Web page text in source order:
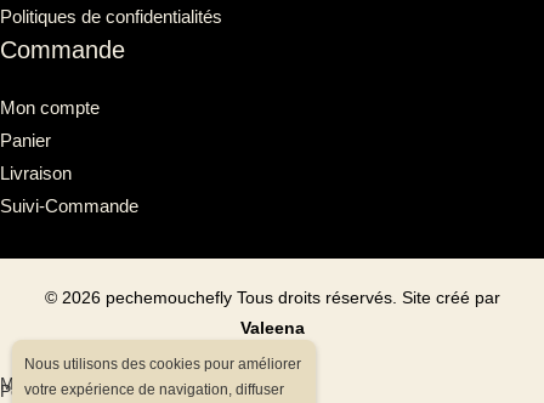
Nous utilisons des cookies pour améliorer
votre expérience de navigation, diffuser
Politiques de confidentialités
Commande
Mon compte
Panier
Livraison
Suivi-Commande
© 2026pechemouchefly Tous droits réservés. Site créé par
Valeena
Mentions légales
Politiques de confidentialités